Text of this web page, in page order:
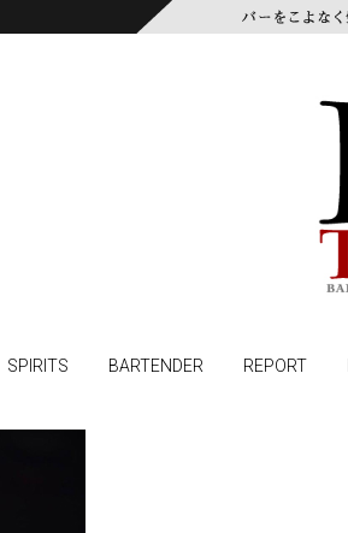
SPIRITS BARTENDER REPORT